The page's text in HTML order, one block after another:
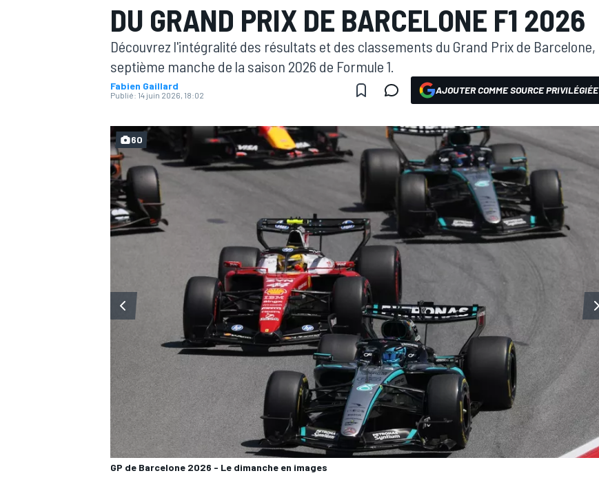
DU GRAND PRIX DE BARCELONE F1 2026
Découvrez l'intégralité des résultats et des classements du Grand Prix de Barcelone,
septième manche de la saison 2026 de Formule 1.
Fabien Gaillard
Publié: 14 juin 2026, 18:02 AJOUTER COMME SOURCE PRIVILÉGIÉE
GP de Barcelone 2026 - Le dimanche en images
60